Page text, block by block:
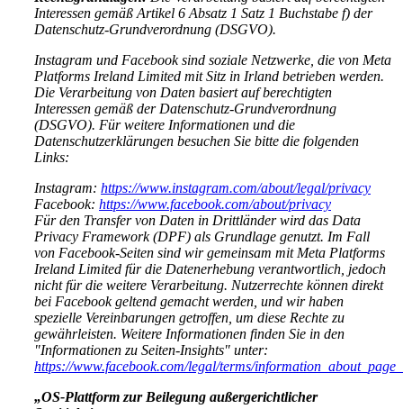
Interessen gemäß Artikel 6 Absatz 1 Satz 1 Buchstabe f) der
Datenschutz-Grundverordnung (DSGVO).
Instagram und Facebook sind soziale Netzwerke, die von Meta
Platforms Ireland Limited mit Sitz in Irland betrieben werden.
Die Verarbeitung von Daten basiert auf berechtigten
Interessen gemäß der Datenschutz-Grundverordnung
(DSGVO). Für weitere Informationen und die
Datenschutzerklärungen besuchen Sie bitte die folgenden
Links:
Instagram: https://www.instagram.com/about/legal/privacy
Facebook: https://www.facebook.com/about/privacy
Für den Transfer von Daten in Drittländer wird das Data
Privacy Framework (DPF) als Grundlage genutzt. Im Fall
von Facebook-Seiten sind wir gemeinsam mit Meta Platforms
Ireland Limited für die Datenerhebung verantwortlich, jedoch
nicht für die weitere Verarbeitung. Nutzerrechte können direkt
bei Facebook geltend gemacht werden, und wir haben
spezielle Vereinbarungen getroffen, um diese Rechte zu
gewährleisten. Weitere Informationen finden Sie in den
"Informationen zu Seiten-Insights" unter:
https://www.facebook.com/legal/terms/
„OS-Plattform zur Beilegung außergerichtlicher